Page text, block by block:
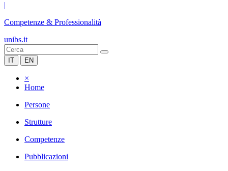
|
Competenze & Professionalità
unibs.it
IT EN
×
Home
Persone
Strutture
Competenze
Pubblicazioni